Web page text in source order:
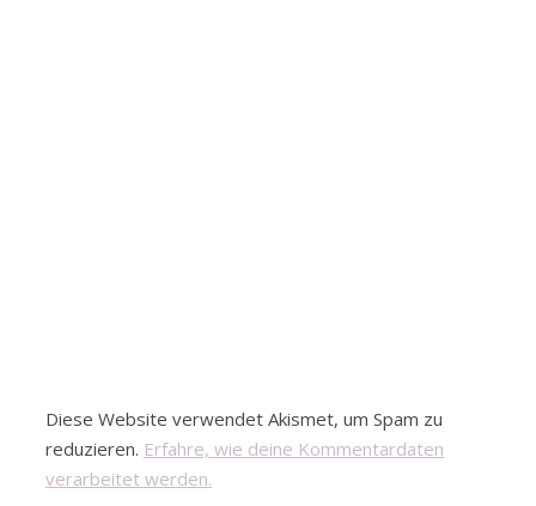
Diese Website verwendet Akismet, um Spam zu
reduzieren. Erfahre, wie deine Kommentardaten
verarbeitet werden.